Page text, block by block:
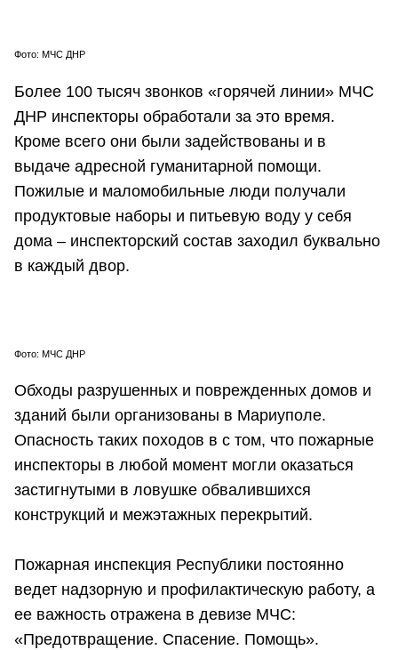
Фото: МЧС ДНР
Более 100 тысяч звонков «горячей линии» МЧС
ДНР инспекторы обработали за это время.
Кроме всего они были задействованы и в
выдаче адресной гуманитарной помощи.
Пожилые и маломобильные люди получали
продуктовые наборы и питьевую воду у себя
дома – инспекторский состав заходил буквально
в каждый двор.
Фото: МЧС ДНР
Обходы разрушенных и поврежденных домов и
зданий были организованы в Мариуполе.
Опасность таких походов в с том, что пожарные
инспекторы в любой момент могли оказаться
застигнутыми в ловушке обвалившихся
конструкций и межэтажных перекрытий.
Пожарная инспекция Республики постоянно
ведет надзорную и профилактическую работу, а
ее важность отражена в девизе МЧС:
«Предотвращение. Спасение. Помощь».